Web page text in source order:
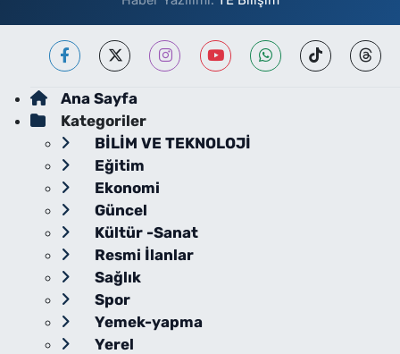
Ana Sayfa
Kategoriler
BİLİM VE TEKNOLOJİ
Eğitim
Ekonomi
Güncel
Kültür -Sanat
Resmi İlanlar
Sağlık
Spor
Yemek-yapma
Yerel